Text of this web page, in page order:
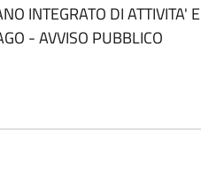
INTEGRATO DI ATTIVITA' E
- AVVISO PUBBLICO